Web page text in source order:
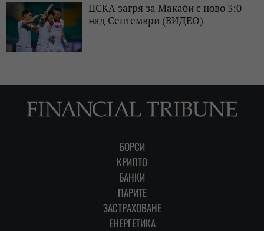
ЦСКА загря за Макаби с ново 3:0
над Септември (ВИДЕО)
БОРСИ
КРИПТО
БАНКИ
ПАРИТЕ
ЗАСТРАХОВАНЕ
ЕНЕРГЕТИКА